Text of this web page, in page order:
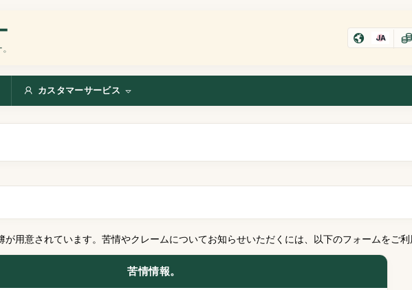
JA
カスタマーサービス
用意されています。苦情やクレームについてお知らせいただくには、以下のフォームをご利
苦情情報。